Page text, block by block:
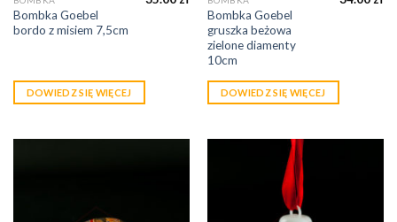
Bombka Goebel
bordo z misiem 7,5cm
DOWIEDZ SIĘ WIĘCEJ
Bombka Goebel
gruszka beżowa
zielone diamenty
10cm
DOWIEDZ SIĘ WIĘCEJ